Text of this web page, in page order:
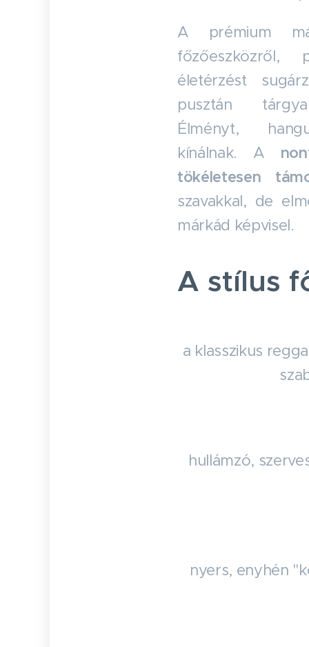
A prémium
életérzést
pusztán
Élményt,
kínálnak. A
tökéletesen
szavakkal, de
márkád képvisel.
A stílus
a klasszikus
hullámzó,
nyers, enyhén